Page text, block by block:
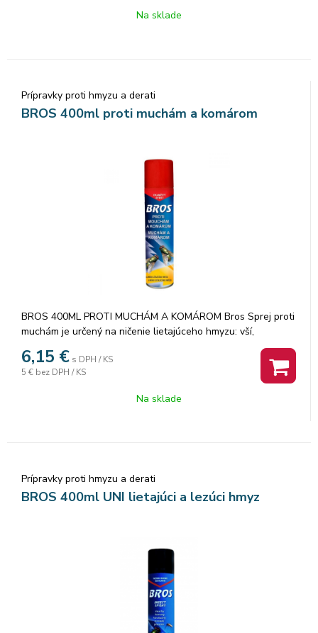
Na sklade
Prípravky proti hmyzu a derati
BROS 400ml proti muchám a komárom
BROS 400ML PROTI MUCHÁM A KOMÁROM Bros Sprej proti
muchám je určený na ničenie lietajúceho hmyzu: vší,
komárov, múch a iných druhov lietajúceho a nelietajúceho
hmyzu, napr. švábov a rusov. Prípravok pôsobí okamžite.
400ml.
6,15 € s DPH / KS
5 € bez DPH / KS
Na sklade
Prípravky proti hmyzu a derati
BROS 400ml UNI lietajúci a lezúci hmyz